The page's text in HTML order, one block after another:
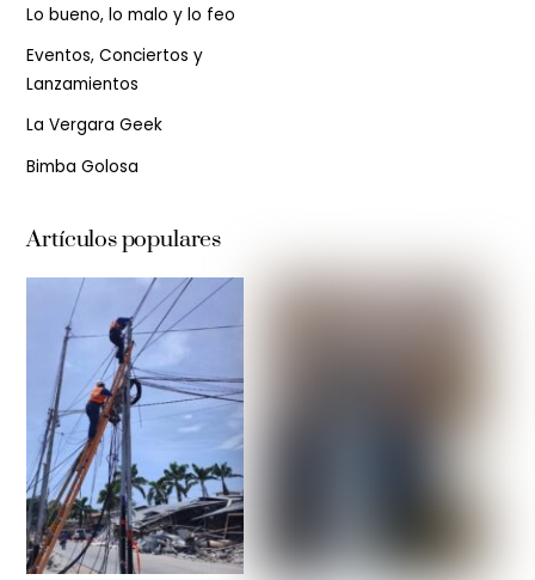
Lo bueno, lo malo y lo feo
Eventos, Conciertos y
Lanzamientos
La Vergara Geek
Bimba Golosa
Artículos populares